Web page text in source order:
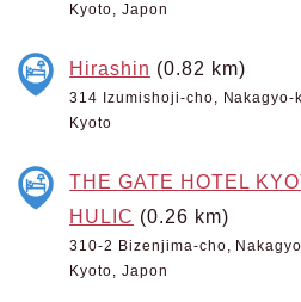
Kyoto, Japon
Hirashin (0.82 km)
314 Izumishoji-cho, Nakagyo-
Kyoto
THE GATE HOTEL
HULIC (0.26 km)
310-2 Bizenjima-cho,
Kyoto, Japon